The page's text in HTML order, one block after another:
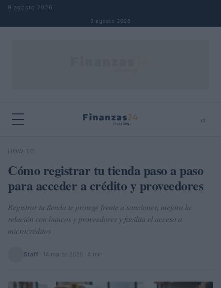
Saltar al contenido
9 agosto 2026
9 agosto 2026
⌕
Buscar
HOW TO
Cómo registrar tu tienda paso a paso
para acceder a crédito y proveedores
Registrar tu tienda te protege frente a sanciones, mejora la
relación con bancos y proveedores y facilita el acceso a
microcréditos
Staff 14 marzo 2026 · 4 min